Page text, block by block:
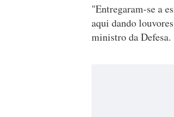
"Entregaram-se a
aqui dando
ministro da Defesa.